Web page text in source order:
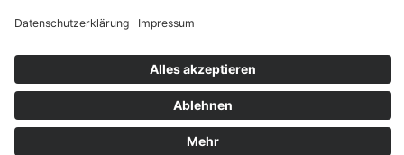
vorbehalten. *Preisangaben inkl. gesetzl. MwSt. und zzgl.
Versandkosten.